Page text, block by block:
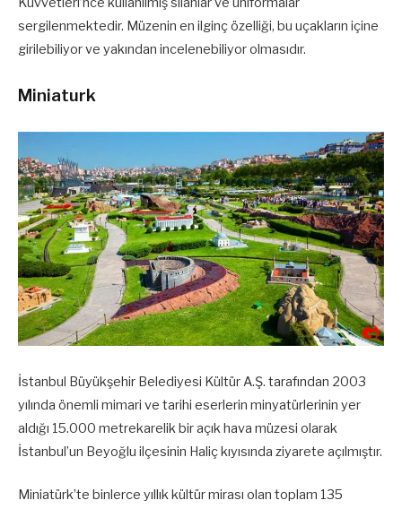
sergilenmektedir. Müzenin en ilginç özelliği, bu uçakların içine
girilebiliyor ve yakından incelenebiliyor olmasıdır.
Miniaturk
İstanbul Büyükşehir Belediyesi Kültür A.Ş. tarafından 2003
yılında önemli mimari ve tarihi eserlerin minyatürlerinin yer
aldığı 15.000 metrekarelik bir açık hava müzesi olarak
İstanbul’un Beyoğlu ilçesinin Haliç kıyısında ziyarete açılmıştır.
Miniatürk’te binlerce yıllık kültür mirası olan toplam 135